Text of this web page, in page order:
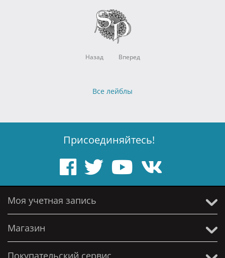
Назад Вперед
Все лейблы
Присоединяйтесь!
Моя учетная запись
Магазин
Покупательский сервис